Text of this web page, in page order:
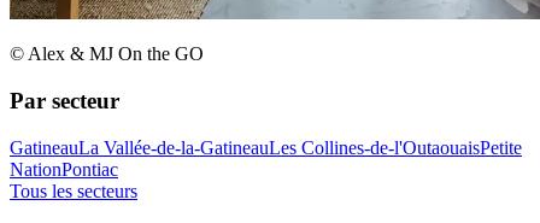
© Alex & MJ On the GO
Par secteur
GatineauLa Vallée-de-la-GatineauLes Collines-de-l'OutaouaisPetite
NationPontiac
Tous les secteurs